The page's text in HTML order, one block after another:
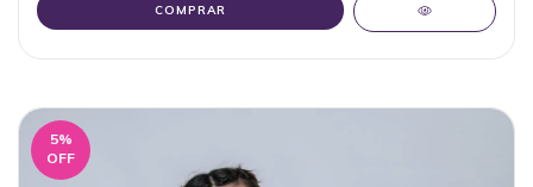
COMPRAR
5%
OFF